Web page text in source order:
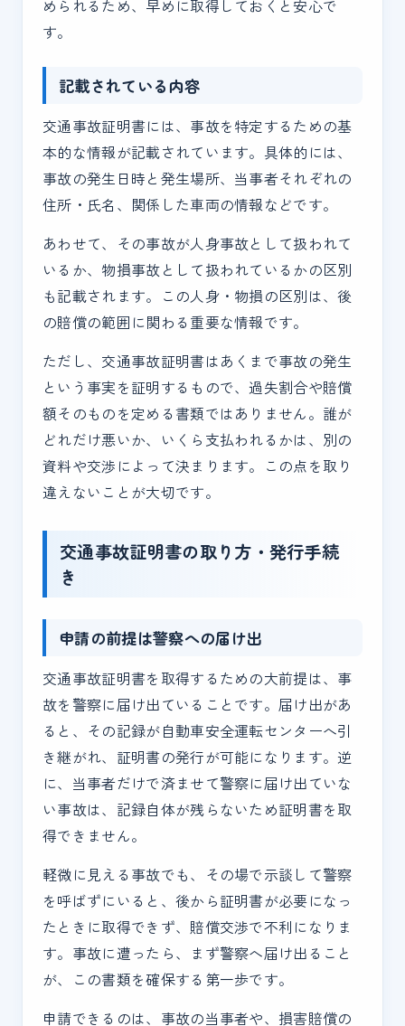
められるため、早めに取得しておくと安心で
す。
記載されている内容
交通事故証明書には、事故を特定するための基
本的な情報が記載されています。具体的には、
事故の発生日時と発生場所、当事者それぞれの
住所・氏名、関係した車両の情報などです。
あわせて、その事故が人身事故として扱われて
いるか、物損事故として扱われているかの区別
も記載されます。この人身・物損の区別は、後
の賠償の範囲に関わる重要な情報です。
ただし、交通事故証明書はあくまで事故の発生
という事実を証明するもので、過失割合や賠償
額そのものを定める書類ではありません。誰が
どれだけ悪いか、いくら支払われるかは、別の
資料や交渉によって決まります。この点を取り
違えないことが大切です。
交通事故証明書の取り方・発行手続
き
申請の前提は警察への届け出
交通事故証明書を取得するための大前提は、事
故を警察に届け出ていることです。届け出があ
ると、その記録が自動車安全運転センターへ引
き継がれ、証明書の発行が可能になります。逆
に、当事者だけで済ませて警察に届け出ていな
い事故は、記録自体が残らないため証明書を取
得できません。
軽微に見える事故でも、その場で示談して警察
を呼ばずにいると、後から証明書が必要になっ
たときに取得できず、賠償交渉で不利になりま
す。事故に遭ったら、まず警察へ届け出ること
が、この書類を確保する第一歩です。
申請できるのは、事故の当事者や、損害賠償の